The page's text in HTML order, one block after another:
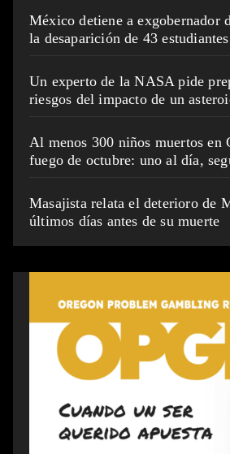
México detiene a exgobernador
la desaparición de 43
Un experto de la NASA pide
riesgos del impacto de un
Al menos 300 niños muertos en
fuego de octubre: uno al día,
Masajista relata el deterioro de
últimos días antes de su muerte